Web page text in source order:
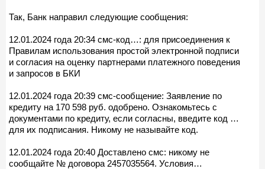
Так, Банк направил следующие сообщения:
12.01.2024 года 20:34 смс-код…: для присоединения к
Правилам использования простой электронной подписи
и согласия на оценку партнерами платежного поведения
и запросов в БКИ
12.01.2024 года 20:39 смс-сообщение: Заявление по
кредиту на 170 598 руб. одобрено. Ознакомьтесь с
документами по кредиту, если согласны, введите код …
для их подписания. Никому не называйте код.
12.01.2024 года 20:40 Доставлено смс: никому не
сообщайте № договора 2457035564. Условия…